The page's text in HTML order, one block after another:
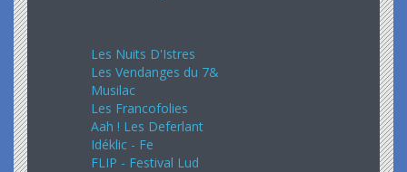
Les Nuits D'Istres
Les Vendanges du 7&
Musilac
Les Francofolies
Aah ! Les Deferlant
Idéklic - Fe
FLIP - Festival Lud